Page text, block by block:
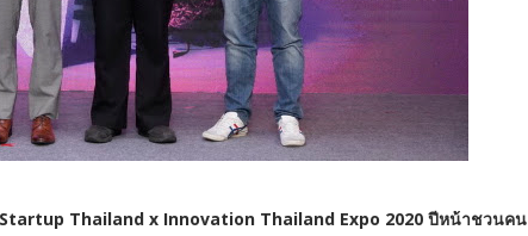
น Startup Thailand x Innovation Thailand Expo 2020 ปีหน้าชวนคน